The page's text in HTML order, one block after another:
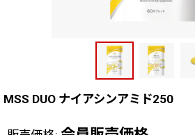
MSS DUO ナイアシンアミド250